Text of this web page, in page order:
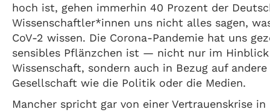
hoch ist, gehen immerhin 40 Prozent der
Wissenschaftler*innen uns nicht alles sagen,
CoV-2 wissen. Die Corona-Pandemie hat uns
sensibles Pflänzchen ist — nicht nur im
Wissenschaft, sondern auch in Bezug auf
Gesellschaft wie die Politik oder die Medien.
Mancher spricht gar von einer Vertrauenskrise